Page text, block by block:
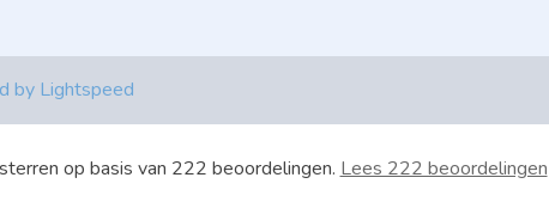
by Lightspeed
sterren op basis van 222 beoordelingen.Lees 222 beoordelingen